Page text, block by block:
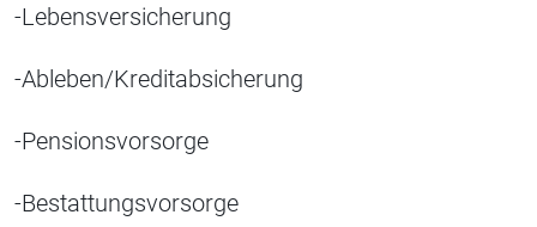
-Lebensversicherung
-Ableben/Kreditabsicherung
-Pensionsvorsorge
-Bestattungsvorsorge